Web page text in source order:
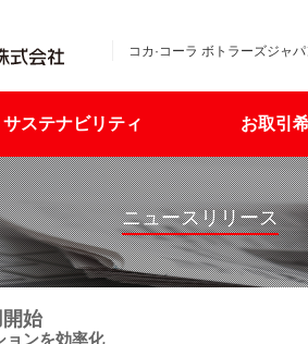
コカ·コーラ ボトラーズジャ
サステナビリティ お取引
ニュースリリース
始
ョンを効率化